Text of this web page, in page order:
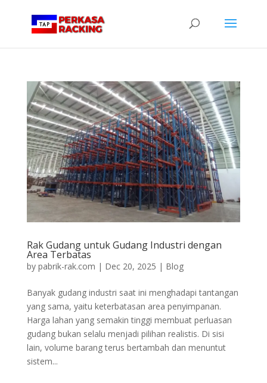
Rak Gudang untuk Gudang Industri dengan
Area Terbatas
by pabrik-rak.com | Dec 20, 2025 | Blog
Banyak gudang industri saat ini menghadapi tantangan
yang sama, yaitu keterbatasan area penyimpanan.
Harga lahan yang semakin tinggi membuat perluasan
gudang bukan selalu menjadi pilihan realistis. Di sisi
lain, volume barang terus bertambah dan menuntut
sistem...